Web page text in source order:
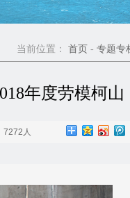
当前位置： 首页 - 专题专
年度劳模柯山
7272人